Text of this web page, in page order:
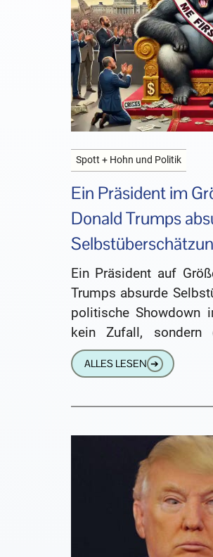
Spott + Hohn und Politik
Ein Präsident im
Donald Trumps
Ein Präsident auf
Trumps absurde
politische Showdown
kein Zufall, sondern
grotesk überhöhten
Mir tun die vielen
ALLES LESEN ➔